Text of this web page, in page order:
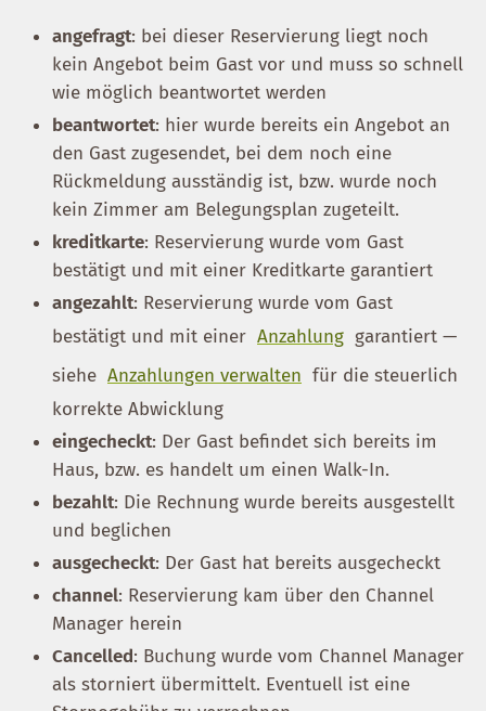
angefragt: bei dieser Reservierung liegt noch
kein Angebot beim Gast vor und muss so schnell
wie möglich beantwortet werden
beantwortet: hier wurde bereits ein Angebot an
den Gast zugesendet, bei dem noch eine
Rückmeldung ausständig ist, bzw. wurde noch
kein Zimmer am Belegungsplan zugeteilt.
kreditkarte: Reservierung wurde vom Gast
bestätigt und mit einer Kreditkarte garantiert
angezahlt: Reservierung wurde vom Gast
bestätigt und mit einer Anzahlung garantiert —
siehe Anzahlungen verwalten für die steuerlich
korrekte Abwicklung
eingecheckt: Der Gast befindet sich bereits im
Haus, bzw. es handelt um einen Walk-In.
bezahlt: Die Rechnung wurde bereits ausgestellt
und beglichen
ausgecheckt: Der Gast hat bereits ausgecheckt
channel: Reservierung kam über den Channel
Manager herein
Cancelled: Buchung wurde vom Channel Manager
als storniert übermittelt. Eventuell ist eine